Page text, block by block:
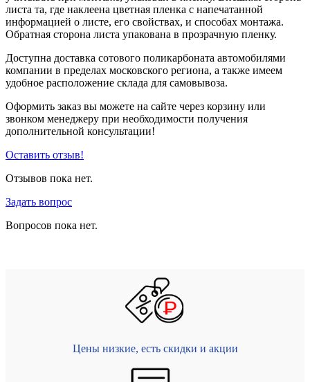
листа та, где наклеена цветная пленка с напечатанной
информацией о листе, его свойствах, и способах монтажа.
Обратная сторона листа упакована в прозрачную пленку.
Доступна доставка сотового поликарбоната автомобилями
компании в пределах московского региона, а также имеем
удобное расположение склада для самовывоза.
Оформить заказ вы можете на сайте через корзину или
звонком менеджеру при необходимости получения
дополнительной консультации!
Оставить отзыв!
Отзывов пока нет.
Задать вопрос
Вопросов пока нет.
Цены низкие, есть скидки и акции